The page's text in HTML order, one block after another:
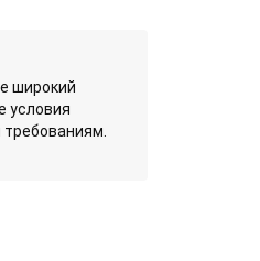
широкий
условия